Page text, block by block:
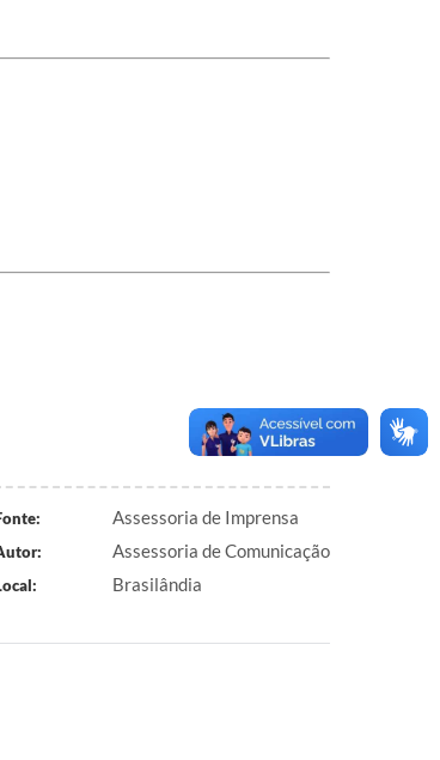
Assessoria de Imprensa
Assessoria de Comunicação
Brasilândia